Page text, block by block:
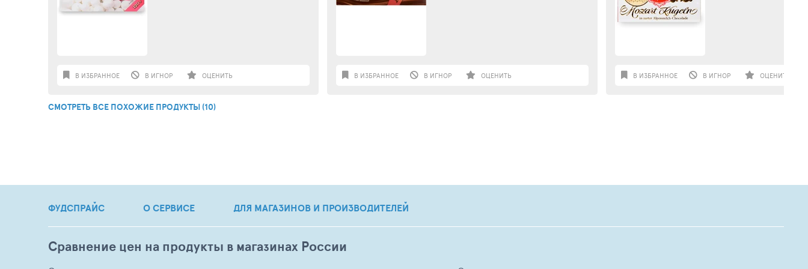
В ИЗБРАННОЕ В ИГНОР ОЦЕНИТЬ В ИЗБРАННОЕ В ИГНОР ОЦЕНИТЬ В ИЗБРАННОЕ В ИГНОР ОЦЕНИТЬ
СМОТРЕТЬ ВСЕ ПОХОЖИЕ ПРОДУКТЫ (10)
ФУДСПРАЙС О СЕРВИСЕ ДЛЯ МАГАЗИНОВ И ПРОИЗВОДИТЕЛЕЙ
Сравнение цен на продукты в магазинах России